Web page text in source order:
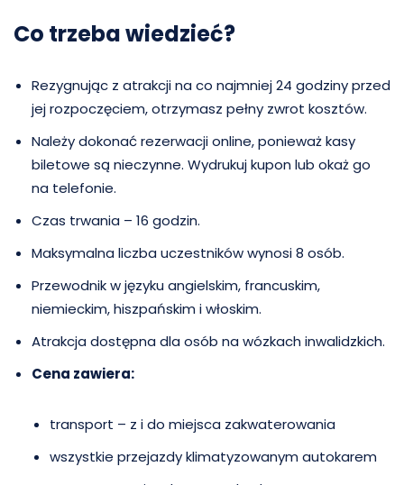
Co trzeba wiedzieć?
Rezygnując z atrakcji na co najmniej 24 godziny przed
jej rozpoczęciem, otrzymasz pełny zwrot kosztów.
Należy dokonać rezerwacji online, ponieważ kasy
biletowe są nieczynne. Wydrukuj kupon lub okaż go
na telefonie.
Czas trwania – 16 godzin.
Maksymalna liczba uczestników wynosi 8 osób.
Przewodnik w języku angielskim, francuskim,
niemieckim, hiszpańskim i włoskim.
Atrakcja dostępna dla osób na wózkach inwalidzkich.
Cena zawiera:
transport – z i do miejsca zakwaterowania
wszystkie przejazdy klimatyzowanym autokarem